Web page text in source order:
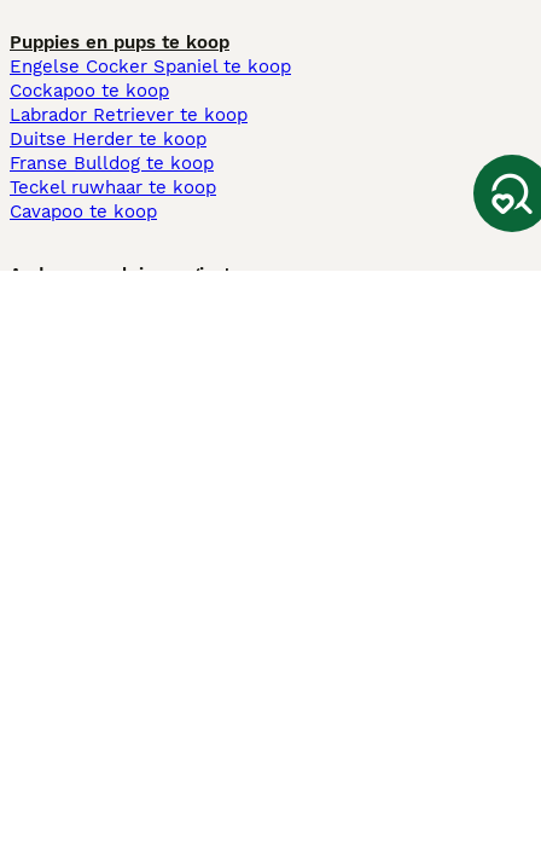
Puppies en pups te koop
Engelse Cocker Spaniel te koop
Cockapoo te koop
Labrador Retriever te koop
Duitse Herder te koop
Franse Bulldog te koop
Teckel ruwhaar te koop
Cavapoo te koop
Andere populaire pagina's